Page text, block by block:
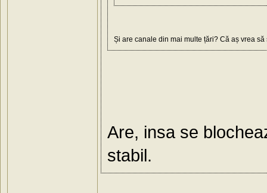
Și are canale din mai multe țări? Că aș vrea
Are, insa se
stabil.